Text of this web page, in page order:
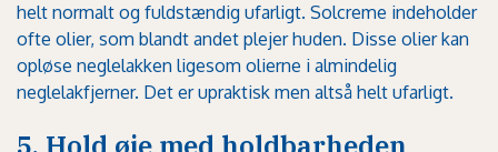
helt normalt og fuldstændig ufarligt. Solcreme indeholder
ofte olier, som blandt andet plejer huden. Disse olier kan
opløse neglelakken ligesom olierne i almindelig
neglelakfjerner. Det er upraktisk men altså helt ufarligt.
5. Hold øje med holdbarheden